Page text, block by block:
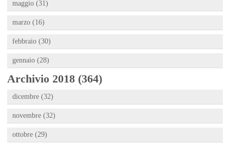
maggio (31)
marzo (16)
febbraio (30)
gennaio (28)
Archivio 2018 (364)
dicembre (32)
novembre (32)
ottobre (29)